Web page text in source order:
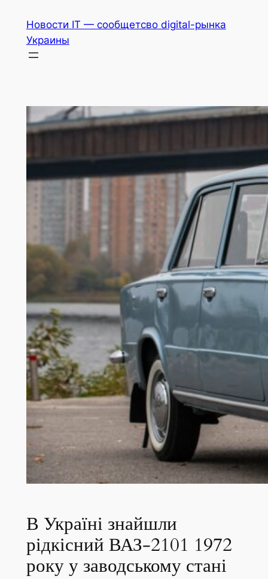
содержимому
Новости IT — сообщетсво digital-рынка
Украины
В Україні знайшли
рідкісний ВАЗ-2101 1972
року у заводському стані